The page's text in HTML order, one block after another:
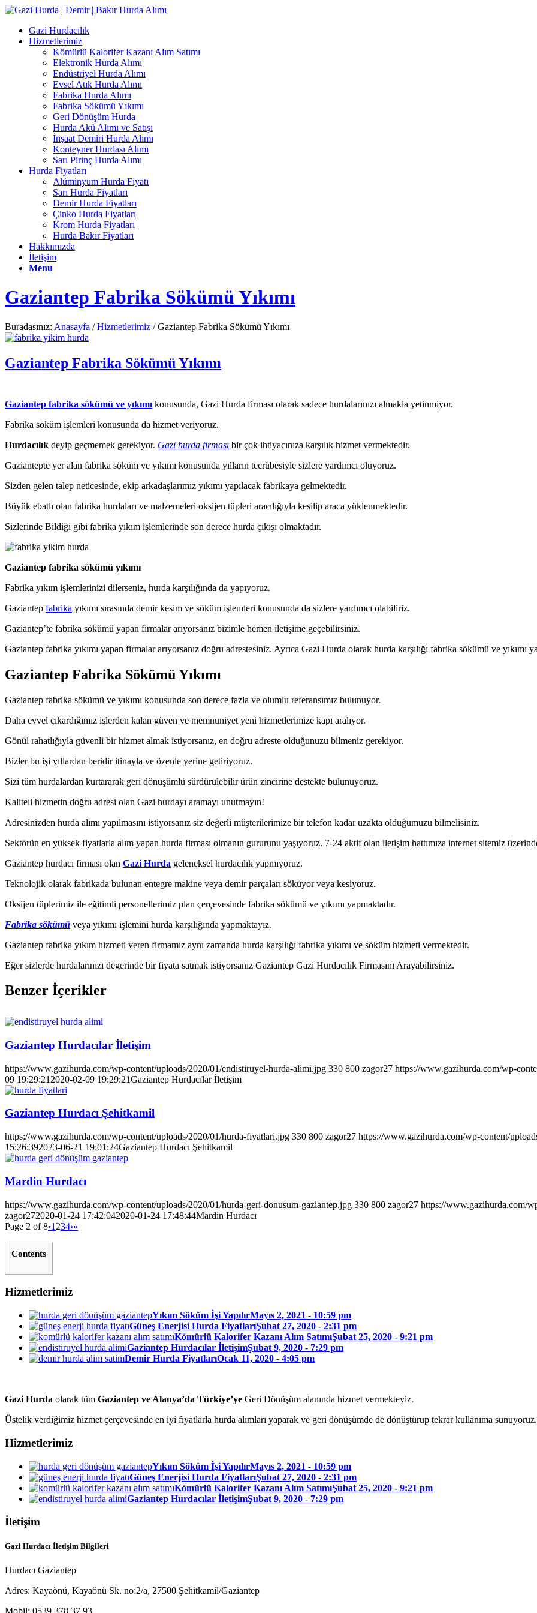
Gazi Hurdacılık
Hizmetlerimiz
Kömürlü Kalorifer Kazanı Alım Satımı
Elektronik Hurda Alımı
Endüstriyel Hurda Alımı
Evsel Atık Hurda Alımı
Fabrika Hurda Alımı
Fabrika Sökümü Yıkımı
Geri Dönüşüm Hurda
Hurda Akü Alımı ve Satışı
İnşaat Demiri Hurda Alımı
Konteyner Hurdası Alımı
Sarı Pirinç Hurda Alımı
Hurda Fiyatları
Alüminyum Hurda Fiyatı
Sarı Hurda Fiyatları
Demir Hurda Fiyatları
Çinko Hurda Fiyatları
Krom Hurda Fiyatları
Hurda Bakır Fiyatları
Hakkımızda
İletişim
Menu
Gaziantep Fabrika Sökümü Yıkımı
Buradasınız: Anasayfa / Hizmetlerimiz / Gaziantep Fabrika Sökümü Yıkımı
Gaziantep Fabrika Sökümü Yıkımı
Gaziantep fabrika sökümü ve yıkımı konusunda, Gazi Hurda firması olarak sadece hurdalarınızı almakla yetinmiyor.
Fabrika söküm işlemleri konusunda da hizmet veriyoruz.
Hurdacılık deyip geçmemek gerekiyor. Gazi hurda firması bir çok ihtiyacınıza karşılık hizmet vermektedir.
Gaziantepte yer alan fabrika söküm ve yıkımı konusunda yılların tecrübesiyle sizlere yardımcı oluyoruz.
Sizden gelen talep neticesinde, ekip arkadaşlarımız yıkımı yapılacak fabrikaya gelmektedir.
Büyük ebatlı olan fabrika hurdaları ve malzemeleri oksijen tüpleri aracılığıyla kesilip araca yüklenmektedir.
Sizlerinde Bildiği gibi fabrika yıkım işlemlerinde son derece hurda çıkışı olmaktadır.
Gaziantep fabrika sökümü yıkımı
Fabrika yıkım işlemlerinizi dilerseniz, hurda karşılığında da yapıyoruz.
Gaziantep fabrika yıkımı sırasında demir kesim ve söküm işlemleri konusunda da sizlere yardımcı olabiliriz.
Gaziantep’te fabrika sökümü yapan firmalar arıyorsanız bizimle hemen iletişime geçebilirsiniz.
Gaziantep fabrika yıkımı yapan firmalar arıyorsanız doğru adrestesiniz. Ayrıca Gazi Hurda olarak hurda karşılığı fabrika sökümü ve yıkımı
Gaziantep Fabrika Sökümü Yıkımı
Gaziantep fabrika sökümü ve yıkımı konusunda son derece fazla ve olumlu referansımız bulunuyor.
Daha evvel çıkardığımız işlerden kalan güven ve memnuniyet yeni hizmetlerimize kapı aralıyor.
Gönül rahatlığıyla güvenli bir hizmet almak istiyorsanız, en doğru adreste olduğunuzu bilmeniz gerekiyor.
Bizler bu işi yıllardan beridir itinayla ve özenle yerine getiriyoruz.
Sizi tüm hurdalardan kurtararak geri dönüşümlü sürdürülebilir ürün zincirine destekte bulunuyoruz.
Kaliteli hizmetin doğru adresi olan Gazi hurdayı aramayı unutmayın!
Adresinizden hurda alımı yapılmasını istiyorsanız siz değerli müşterilerimize bir telefon kadar uzakta olduğumuzu bilmelisiniz.
Sektörün en yüksek fiyatlarla alım yapan hurda firması olmanın gururunu yaşıyoruz. 7-24 aktif olan iletişim hattımıza internet sitemiz
Gaziantep hurdacı firması olan Gazi Hurda geleneksel hurdacılık yapmıyoruz.
Teknolojik olarak fabrikada bulunan entegre makine veya demir parçaları söküyor veya kesiyoruz.
Oksijen tüplerimiz ile eğitimli personellerimiz plan çerçevesinde fabrika sökümü ve yıkımı yapmaktadır.
Fabrika sökümü veya yıkımı işlemini hurda karşılığında yapmaktayız.
Gaziantep fabrika yıkım hizmeti veren firmamız aynı zamanda hurda karşılığı fabrika yıkımı ve söküm hizmeti vermektedir.
Eğer sizlerde hurdalarınızı degerinde bir fiyata satmak istiyorsanız Gaziantep Gazi Hurdacılık Firmasını Arayabilirsiniz.
Benzer İçerikler
Gaziantep Hurdacılar İletişim
https://www.gazihurda.com/wp-content/uploads/2020/01/endistiruyel-hurda-alimi.jpg 330 800 zagor27 https://www.gazihurda.com/wp-
09 19:29:21 2020-02-09 19:29:21Gaziantep Hurdacılar İletişim
Gaziantep Hurdacı Şehitkamil
https://www.gazihurda.com/wp-content/uploads/2020/01/hurda-fiyatlari.jpg 330 800 zagor27 https://www.gazihurda.com/wp-content/
15:26:392023-06-21 19:01:24Gaziantep Hurdacı Şehitkamil
Mardin Hurdacı
https://www.gazihurda.com/wp-content/uploads/2020/01/hurda-geri-donusum-gaziantep.jpg 330 800 zagor27 https://www.gazihurda.com/
zagor272020-01-24 17:42:042020-01-24 17:48:44Mardin Hurdacı
Page 2 of 8‹1 234›»
Contents
Hizmetlerimiz
Yıkım Söküm İşi YapılırMayıs 2, 2021 - 10:59 pm
Güneş Enerjisi Hurda FiyatlarıŞubat 27, 2020 - 2:31 pm
Kömürlü Kalorifer Kazanı Alım SatımıŞubat 25, 2020 - 9:21 pm
Gaziantep Hurdacılar İletişimŞubat 9, 2020 - 7:29 pm
Demir Hurda FiyatlarıOcak 11, 2020 - 4:05 pm
Gazi Hurda olarak tüm Gaziantep ve Alanya’da Türkiye’ye Geri Dönüşüm alanında hizmet vermekteyiz.
Üstelik verdiğimiz hizmet çerçevesinde en iyi fiyatlarla hurda alımları yaparak ve geri dönüşümde de dönüştürüp tekrar kullanıma sunuyoruz.
Hizmetlerimiz
Yıkım Söküm İşi YapılırMayıs 2, 2021 - 10:59 pm
Güneş Enerjisi Hurda FiyatlarıŞubat 27, 2020 - 2:31 pm
Kömürlü Kalorifer Kazanı Alım SatımıŞubat 25, 2020 - 9:21 pm
Gaziantep Hurdacılar İletişimŞubat 9, 2020 - 7:29 pm
İletişim
Gazi Hurdacı İletişim Bilgileri
Hurdacı Gaziantep
Adres: Kayaönü, Kayaönü Sk. no:2/a, 27500 Şehitkamil/Gaziantep
Mobil: 0539 378 37 93